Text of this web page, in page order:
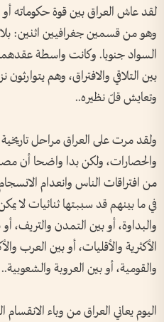
لقد عاش العراق بين قوة حكوماته
وهو من قسمين جغرافيين اثنين: بلاد
السواد جنوبا. وكانت واسطة
بين التلاقي والافتراق، وهم
وتعايش قلّ نظيره..
ولقد مرت على العراق مراحل
والحصارات، ولكن بدا واضحا أن
من افتراقات الناس وانعدام
في ما بينهم قد سببتها ثنائيات لا
والبداوة، أو بين التمدن والتريف،
الأكثرية والأقليات، أو بين العرب
والقومية، أو بين العروبة والشعوبية..
اليوم يعاني العراق من وباء